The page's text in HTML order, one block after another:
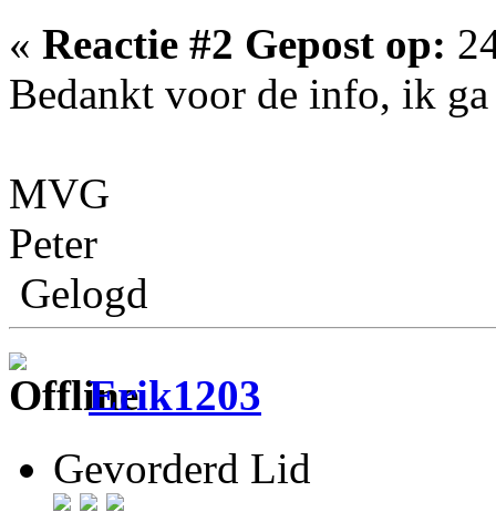
« Reactie #2 Gepost op:
Bedankt voor de info, ik
MVG
Peter
Gelogd
Erik1203
Gevorderd Lid